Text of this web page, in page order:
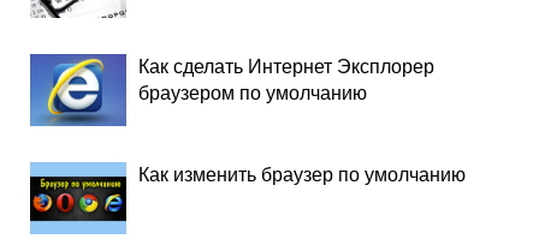
Как сделать Интернет Эксплорер
браузером по умолчанию
Как изменить браузер по умолчанию